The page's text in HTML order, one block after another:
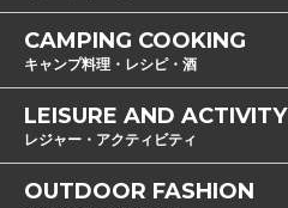
CAMPING COOKING
キャンプ料理・レシピ・酒
LEISURE AND ACTIVITY
レジャー・アクティビティ
OUTDOOR FASHION